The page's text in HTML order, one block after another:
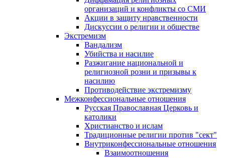
организаций и конфликты со СМИ
Акции в защиту нравственности
Дискуссии о религии и обществе
Экстремизм
Вандализм
Убийства и насилие
Разжигание национальной и
религиозной розни и призывы к
насилию
Противодействие экстремизму
Межконфессиональные отношения
Русская Православная Церковь и
католики
Христианство и ислам
Традиционные религии против "сект"
Внутриконфессиональные отношения
Взаимоотношения